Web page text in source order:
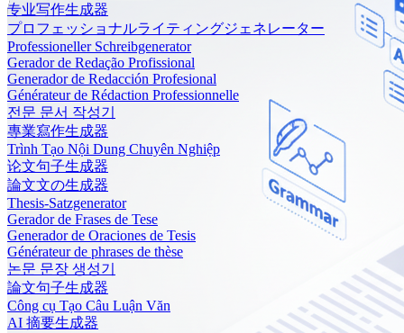
专业写作生成器
プロフェッショナルライティングジェネレーター
Professioneller Schreibgenerator
Gerador de Redação Profissional
Generador de Redacción Profesional
Générateur de Rédaction Professionnelle
전문 문서 작성기
專業寫作生成器
Trình Tạo Nội Dung Chuyên Nghiệp
论文句子生成器
論文文の生成器
Thesis-Satzgenerator
Gerador de Frases de Tese
Generador de Oraciones de Tesis
Générateur de phrases de thèse
논문 문장 생성기
論文句子生成器
Công cụ Tạo Câu Luận Văn
AI 摘要生成器